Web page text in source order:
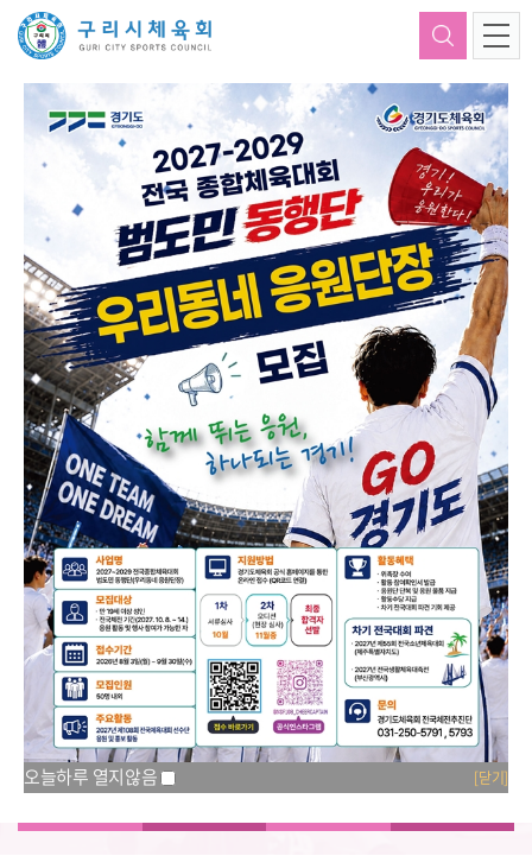
체육회소개 체육단체 주요사업
오늘하루 열지않음 [닫기]
오늘하루 열지않음 [닫기]
오늘하루 열지않음 [닫기]